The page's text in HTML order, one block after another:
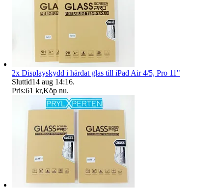
2x Displayskydd i härdat glas till iPad Air 4/5, Pro 11"
Sluttid14 aug 14:16.
Pris:61 kr,Köp nu.